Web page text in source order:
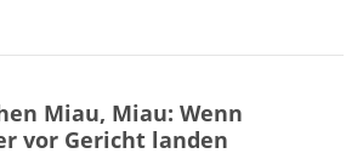
Miau, Miau: Wenn
vor Gericht landen